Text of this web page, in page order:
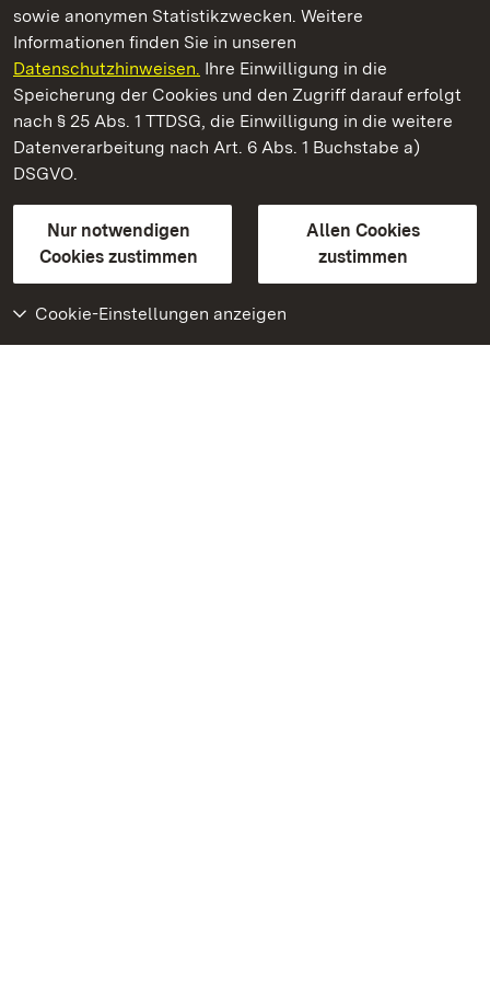
sowie anonymen Statistikzwecken. Weitere
Informationen finden Sie in unseren
Datenschutzhinweisen. Ihre Einwilligung in die
Speicherung der Cookies und den Zugriff darauf erfolgt
nach § 25 Abs. 1 TTDSG, die Einwilligung in die weitere
Datenverarbeitung nach Art. 6 Abs. 1 Buchstabe a)
DSGVO.
Nur notwendigen
Cookies zustimmen
Allen Cookies
zustimmen
Cookie-Einstellungen anzeigen
Schloss und Schlossgarten Weikersheim
Staatliche Schlösser und Gärten Baden-Württemberg
Kontakt
GebärdenspracheLeichte Sprache
Erklärung zur Barrierefreiheit
BITV-konform (geprüfte Seiten)
Weiteres